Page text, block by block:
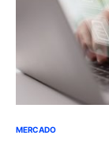
MERCADO